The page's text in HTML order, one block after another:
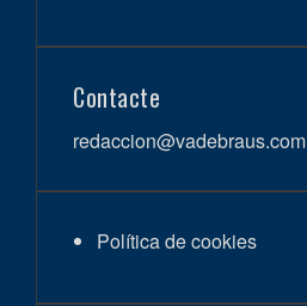
Contacte
redaccion@vadebraus.com
Política de cookies